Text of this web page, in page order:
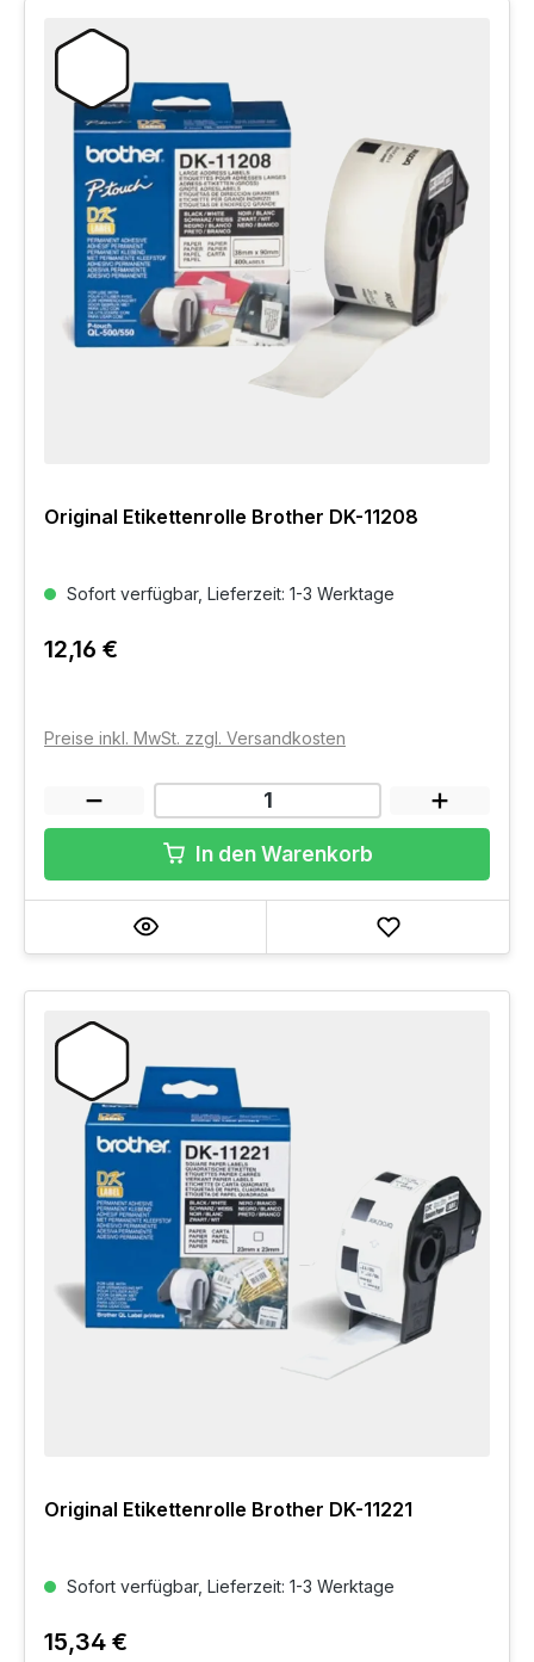
Original Etikettenrolle Brother DK-11208
Sofort verfügbar, Lieferzeit: 1-3 Werktage
12,16 €
Preise inkl. MwSt. zzgl. Versandkosten
In den Warenkorb
Original Etikettenrolle Brother DK-11221
Sofort verfügbar, Lieferzeit: 1-3 Werktage
15,34 €